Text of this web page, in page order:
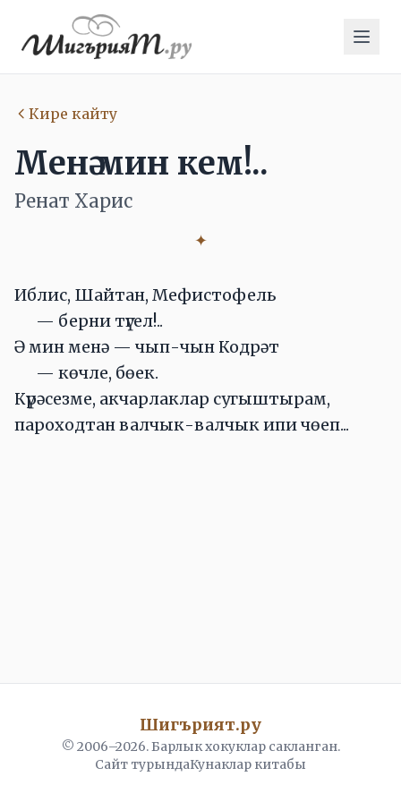
Кире кайту
Менә мин кем!..
Ренат Харис
✦
Иблис, Шайтан, Мефистофель
— берни түгел!..
Ә мин менә — чып-чын Кодрәт
— көчле, бөек.
Күрәсезме, акчарлаклар сугыштырам,
пароходтан валчык-валчык ипи чөеп...
Шигърият.ру
© 2006–2026. Барлык хокуклар сакланган.
Сайт турындаКунаклар китабы